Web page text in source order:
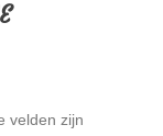
velden zijn